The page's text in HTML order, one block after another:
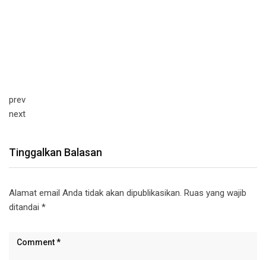
prev
next
Tinggalkan Balasan
Alamat email Anda tidak akan dipublikasikan. Ruas yang wajib
ditandai *